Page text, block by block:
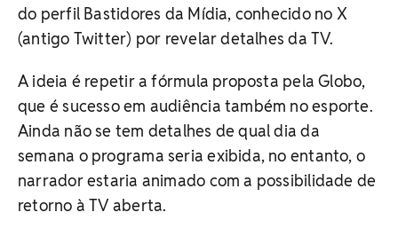
do perfil Bastidores da Mídia, conhecido no X
(antigo Twitter) por revelar detalhes da TV.
A ideia é repetir a fórmula proposta pela Globo,
que é sucesso em audiência também no esporte.
Ainda não se tem detalhes de qual dia da
semana o programa seria exibida, no entanto, o
narrador estaria animado com a possibilidade de
retorno à TV aberta.